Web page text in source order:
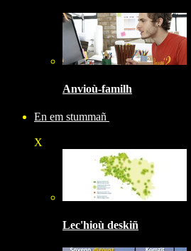
Anvioù-familh
En em stummañ
X
Lec'hioù deskiñ